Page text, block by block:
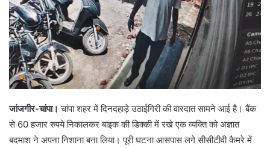
जांजगीर-चांपा। चांपा शहर में दिनदहाड़े उठाईगिरी की वारदात सामने आई है। बैंक
से 60 हजार रुपये निकालकर बाइक की डिक्की में रखे एक व्यक्ति को अज्ञात
बदमाश ने अपना निशाना बना लिया। पूरी घटना आसपास लगे सीसीटीवी कैमरे में